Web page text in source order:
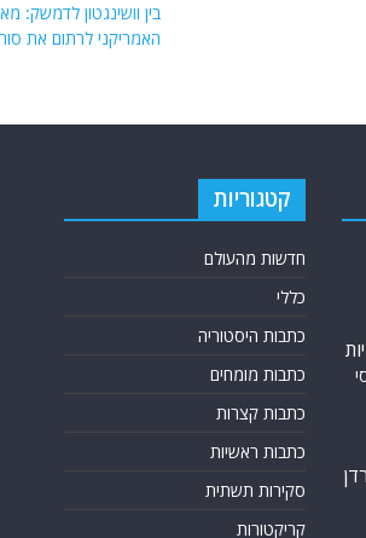
בין וושינגטון לדמשק:
האמריקני לרתום את
קטגוריות
חדשות מהעולם
כללי
כתבות היסטוריה
כתבות מומחים
כתבות קצרות
כתבות ראשיות
סקירות תשתית
קריקטורות